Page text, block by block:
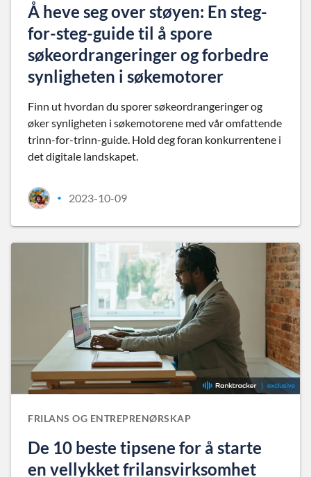
Å heve seg over støyen: En steg-
for-steg-guide til å spore
søkeordrangeringer og forbedre
synligheten i søkemotorer
Finn ut hvordan du sporer søkeordrangeringer og
øker synligheten i søkemotorene med vår omfattende
trinn-for-trinn-guide. Hold deg foran konkurrentene i
det digitale landskapet.
• 2023-10-09
FRILANS OG ENTREPRENØRSKAP
De 10 beste tipsene for å starte
en vellykket frilansvirksomhet